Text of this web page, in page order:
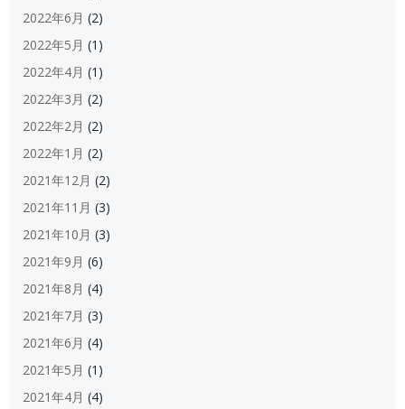
2022年6月 (2)
2022年5月 (1)
2022年4月 (1)
2022年3月 (2)
2022年2月 (2)
2022年1月 (2)
2021年12月 (2)
2021年11月 (3)
2021年10月 (3)
2021年9月 (6)
2021年8月 (4)
2021年7月 (3)
2021年6月 (4)
2021年5月 (1)
2021年4月 (4)